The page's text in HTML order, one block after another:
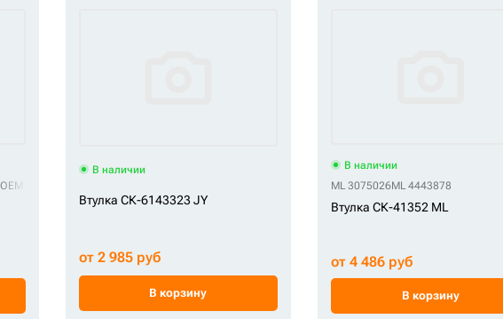
OEM 61Q6-04070 OEM X124-902100
В наличии
Втулка СК-6143323 JY
от 2 985 руб
В корзину
В наличии
ML 3075026ML 4443878
Втулка СК-41352 ML
от 4 486 руб
В корзину